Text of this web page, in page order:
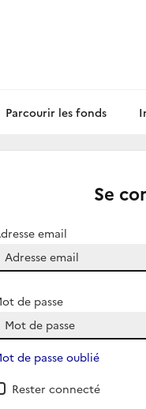
Parcourir les fonds
Se
email
de passe
de passe oublié
Rester connecté